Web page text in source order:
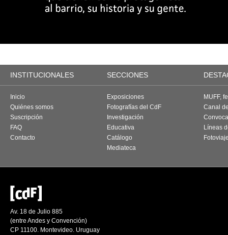
INSTITUCIONALES SECCIONES
Inicio
Quiénes somos
Suscripción
FAQ
Contacto
Exposiciones
Fotografías del CdF
Investigación
Educativa
Catálogo
Mediateca
MUFF,
Canal
Líneas
Av. 18 de Julio 885
(entre Andes y Convención)
CP 11100. Montevideo. Uruguay